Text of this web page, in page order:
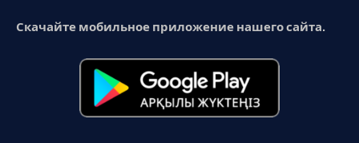
Скачайте мобильное приложение нашего сайта.